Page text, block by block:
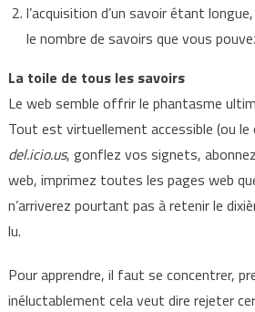
l’acquisition d’un savoir étant
le nombre de savoirs que vous
La toile de tous les savoirs
Le web semble offrir le phantasme
Tout est virtuellement accessible (ou le
del.icio.us, gonflez vos signets,
web, imprimez toutes les pages web
n’arriverez pourtant pas à retenir le
lu.
Pour apprendre, il faut se concentrer,
inéluctablement cela veut dire rejeter